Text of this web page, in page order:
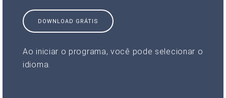
DOWNLOAD GRÁTIS
Ao iniciar o programa, você pode selecionar o
idioma.